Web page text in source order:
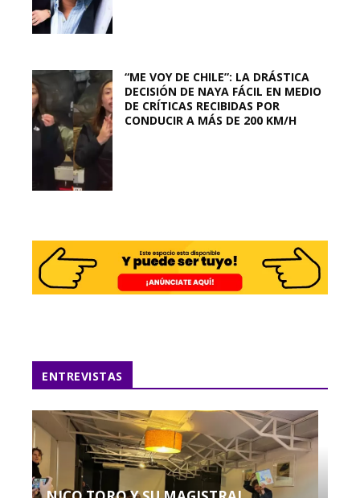
“ME VOY DE CHILE”: LA DRÁSTICA
DECISIÓN DE NAYA FÁCIL EN MEDIO
DE CRÍTICAS RECIBIDAS POR
CONDUCIR A MÁS DE 200 KM/H
ENTREVISTAS